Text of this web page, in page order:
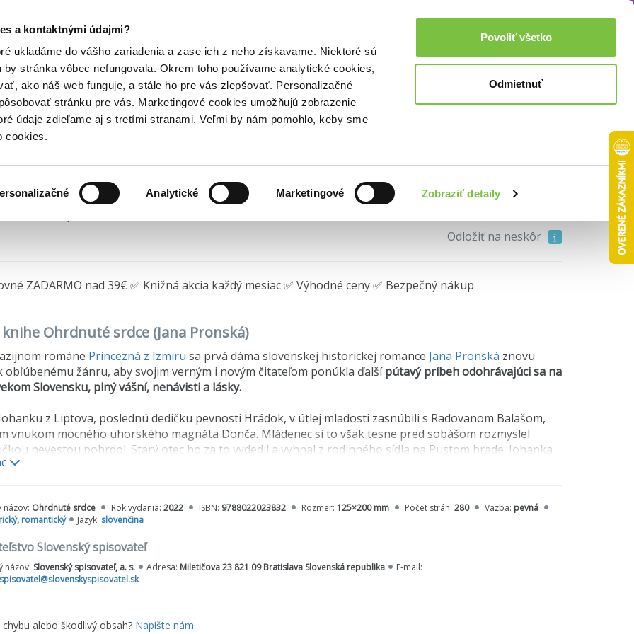
a kontaktnými údajmi?
ukladáme do vášho zariadenia a zase ich z neho získavame. Niektoré sú
by stránka vôbec nefungovala. Okrem toho používame analytické cookies,
ako náš web funguje, a stále ho pre vás zlepšovať. Personalizačné
stránku pre vás. Marketingové cookies umožňujú zobrazenie
údaje zdieľame aj s tretími stranami. Veľmi by nám pomohlo, keby sme
cookies.
Analytické Marketingové Zobraziť detaily
Povoliť všetko
Odmietnuť
Doplnky Prihlásenie 0,00€
Akcie a zľavy
srdce
•Slovenský spisovateľ
10,60€ Do košíka
Odložiť na neskôr
ZADARMO nad 39€ ✅ Knižná akcia každý mesiac ✅ Výhodné ceny ✅ Bezpečný nákup
knihe Ohrdnuté srdce (Jana Pronská)
románe Princezná z Izmiru sa prvá dáma slovenskej historickej romance Jana Pronská znovu
obľúbenému žánru, aby svojim verným i novým čitateľom ponúkla ďalšípútavý príbeh odohrávajúci sa na
Slovensku, plný vášní, nenávisti a lásky.
z Liptova, poslednú dedičku pevnosti Hrádok, v útlej mladosti zasnúbili s Radovanom Balašom,
vnukom mocného uhorského magnáta Donča. Mládenec si to však tesne pred sobášom rozmyslel
nevestou pohrdol. Starý otec ho za to vydedil a vyhnal z rodinného sídla na Pustom hrade. Johanka
musela životom pretĺkať sama. Robila, čo mohla, aby dedičstvo udržala, no okrem chudoby musela na
v sebe celých sedem rokov živila hnev, nenávisť a pocit krivdy, a tak nečudo, že keď jej Radovan
núdzi zaklope na bránu, odmieta prijať pravdu, že rytier sa zmenil a svoju mladícku nerozvážnosť
Dramatické udalosti, ktoré sa odohrajú po Radovanovom príchode na Hrádok, však pomôžu obom
ľuďom pochopiť, že čas mnohé mení a že ľadový pancier okolo Johankinho srdca môže roztopiť iba
rešpekt, úcta a čistá, úprimná láska.
názov: Ohrdnuté srdce Rok vydania: 2022 ISBN: 9788022023832 Rozmer: 125×200 mm Počet strán: 280 Väzba: pevná
, romantický Jazyk: slovenčina
Slovenský spisovateľ
názov: Slovenský spisovateľ, a. s. Adresa: Miletičova 23 821 09 Bratislava Slovenská republika
E-mail:
alebo škodlivý obsah? Napíšte nám